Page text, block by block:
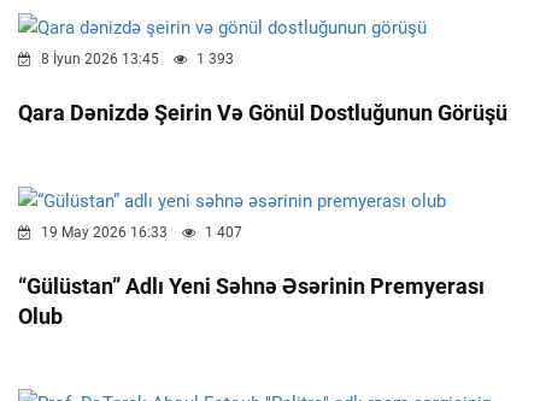
8 İyun 2026 13:45 1 393
Qara Dənizdə Şeirin Və Gönül Dostluğunun Görüşü
19 May 2026 16:33 1 407
“Gülüstan” Adlı Yeni Səhnə Əsərinin Premyerası
Olub